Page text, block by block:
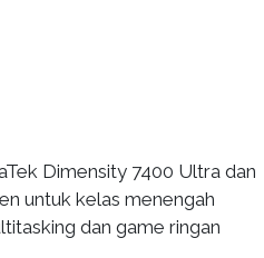
Dimensity 7400 Ultra dan
untuk kelas menengah
dan game ringan